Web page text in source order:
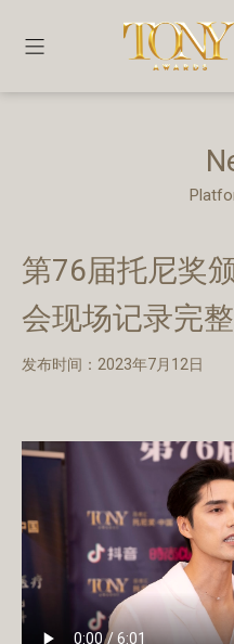
第76届托尼奖
会现场记录完
发布时间：2023年7月12日